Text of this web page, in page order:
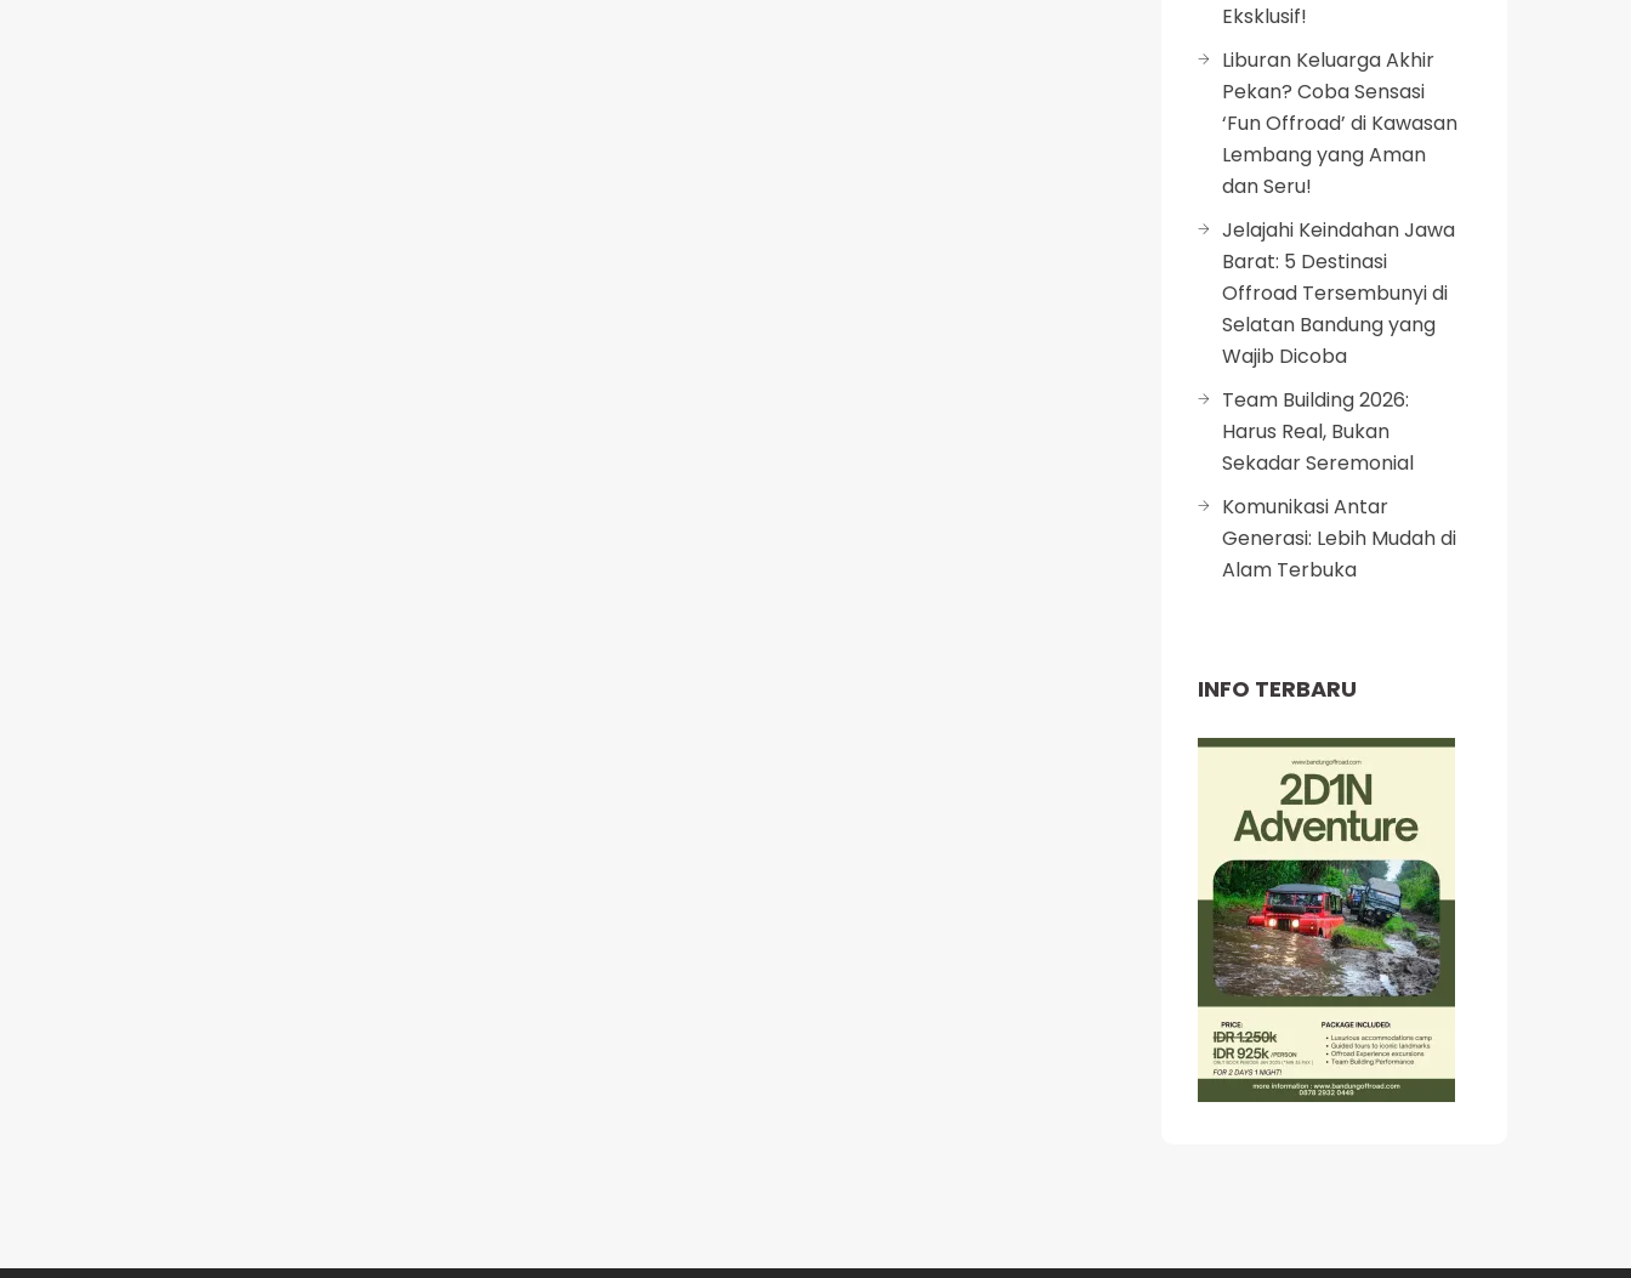
Eksklusif!
Liburan Keluarga Akhir
Pekan? Coba Sensasi
‘Fun Offroad’ di Kawasan
Lembang yang Aman
dan Seru!
Jelajahi Keindahan Jawa
Barat: 5 Destinasi
Offroad Tersembunyi di
Selatan Bandung yang
Wajib Dicoba
Team Building 2026:
Harus Real, Bukan
Sekadar Seremonial
Komunikasi Antar
Generasi: Lebih Mudah di
Alam Terbuka
INFO TERBARU